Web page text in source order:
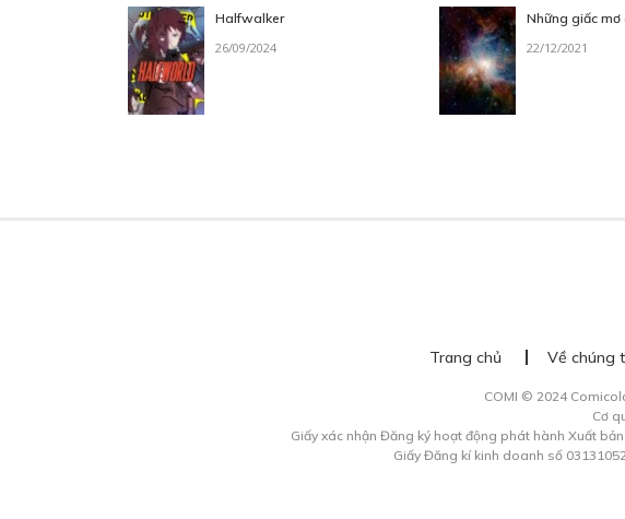
Halfwalker
26/09/2024
Những giấc
22/12/2021
Trang chủ Về chúng
COMI © 2024
Cơ
Giấy xác nhận Đăng ký hoạt động phát hành Xuất
Giấy Đăng kí kinh doanh số